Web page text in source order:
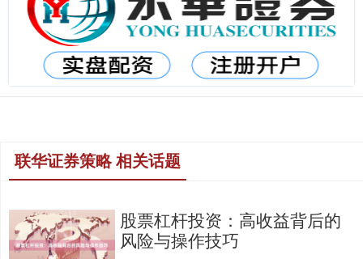
联华证券策略 相关话题
股票杠杆投资：高收益背后的
风险与操作技巧